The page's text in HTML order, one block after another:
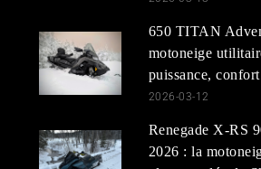
650 TITAN
motoneige
puissance,
2026-03-12
Renegade X-RS
2026 : la